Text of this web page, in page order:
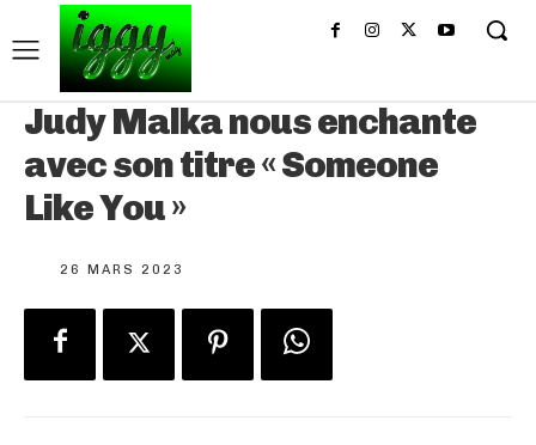
Judy Malka nous enchante
avec son titre « Someone
Like You »
26 MARS 2023